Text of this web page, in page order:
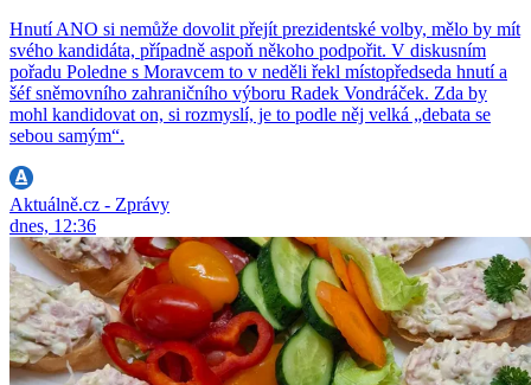
Hnutí ANO si nemůže dovolit přejít prezidentské volby, mělo by mít
svého kandidáta, případně aspoň někoho podpořit. V diskusním
pořadu Poledne s Moravcem to v neděli řekl místopředseda hnutí a
šéf sněmovního zahraničního výboru Radek Vondráček. Zda by
mohl kandidovat on, si rozmyslí, je to podle něj velká „debata se
sebou samým“.
Aktuálně.cz - Zprávy
dnes, 12:36